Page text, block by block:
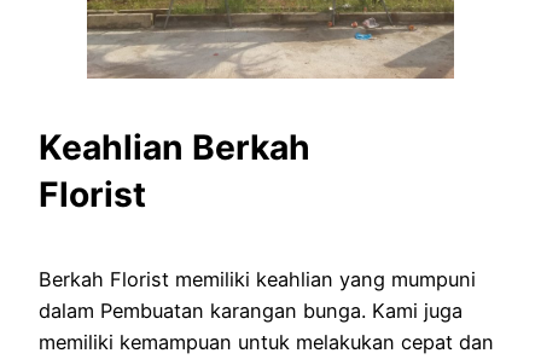
Keahlian Berkah
Florist
Berkah Florist memiliki keahlian yang mumpuni
dalam Pembuatan karangan bunga. Kami juga
memiliki kemampuan untuk melakukan cepat dan